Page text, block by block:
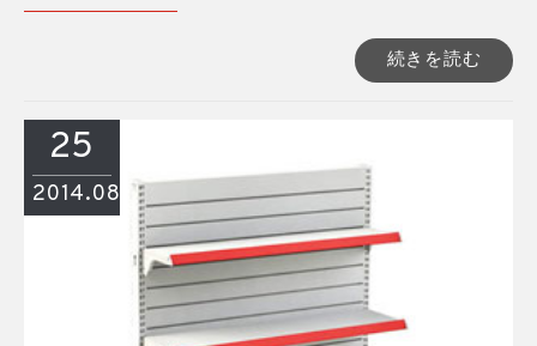
続きを読む
25
2014.08